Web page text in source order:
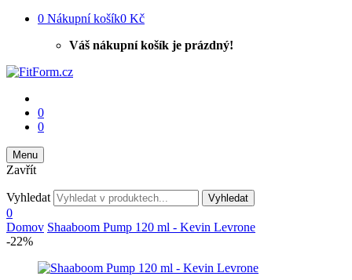
0 Nákupní košík0 Kč
Váš nákupní košík je prázdný!
0
0
Menu
Zavřít
Vyhledat Vyhledat
0
Domov Shaaboom Pump 120 ml - Kevin Levrone
-22%